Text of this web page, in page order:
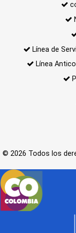
Línea de
Línea
© 2026 Todos los